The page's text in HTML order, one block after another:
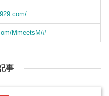
MmeetsM/#
事